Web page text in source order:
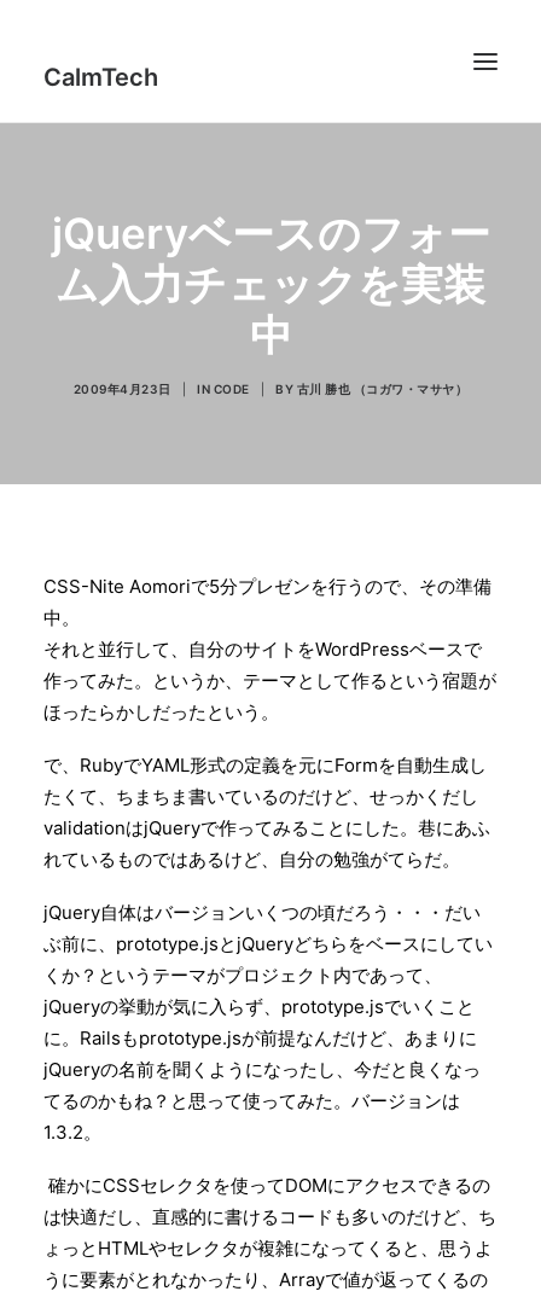
CalmTech
Works
Report
IT Counseling
Thinking
jFeedMixer
jQueryベースのフォー
ム入力チェックを実装
中
2009年4月23日 IN CODE BY 古川 勝也 （コガワ・マサヤ）
CSS-Nite Aomoriで5分プレゼンを行うので、その準備
中。
それと並行して、自分のサイトをWordPressベースで
作ってみた。というか、テーマとして作るという宿題が
ほったらかしだったという。
で、RubyでYAML形式の定義を元にFormを自動生成し
たくて、ちまちま書いているのだけど、せっかくだし
validationはjQueryで作ってみることにした。巷にあふ
れているものではあるけど、自分の勉強がてらだ。
jQuery自体はバージョンいくつの頃だろう・・・だい
ぶ前に、prototype.jsとjQueryどちらをベースにしてい
くか？というテーマがプロジェクト内であって、
jQueryの挙動が気に入らず、prototype.jsでいくこと
に。Railsもprototype.jsが前提なんだけど、あまりに
jQueryの名前を聞くようになったし、今だと良くなっ
てるのかもね？と思って使ってみた。バージョンは
1.3.2。
確かにCSSセレクタを使ってDOMにアクセスできるの
は快適だし、直感的に書けるコードも多いのだけど、ち
ょっとHTMLやセレクタが複雑になってくると、思うよ
うに要素がとれなかったり、Arrayで値が返ってくるの